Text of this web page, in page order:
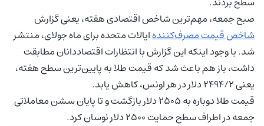
صبح جمعه، مهم‌ترین شاخص اقتصادی هفته، یعنی گزارش
شاخص قیمت مصرف‌کنندهایالات متحده برای ماه جولای، منتشر
شد. با وجود اینکه این گزارش با انتظارات اقتصاددانان مطابقت
داشت، باز هم باعث شد که قیمت طلا به پایین‌ترین سطح هفته،
یعنی ۲۴۹۴/۲ دلار در هر اونس، کاهش یابد.
قیمت طلا دوباره به ۲۵۰۵ دلار بازگشت و تا پایان سشن معاملاتی
جمعه در اطراف سطح حمایت ۲۵۰۰ دلار نوسان کرد.